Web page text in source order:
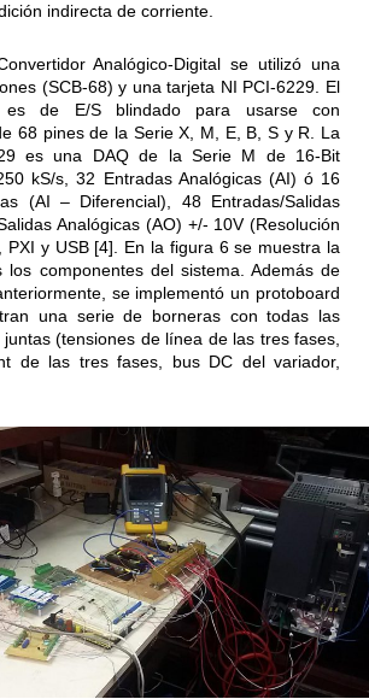
indirecta de corriente.
Analógico-Digital se utilizó una
(SCB-68) y una tarjeta NI PCI-6229. El
es de E/S blindado para usarse con
68 pines de la Serie X, M, E, B, S y R. La
es una DAQ de la Serie M de 16-Bit
kS/s, 32 Entradas Analógicas (AI) ó 16
(AI – Diferencial), 48 Entradas/Salidas
Analógicas (AO) +/- 10V (Resolución
PXI y USB [4]. En la figura 6 se muestra la
los componentes del sistema. Además de
se implementó un protoboard
una serie de borneras con todas las
(tensiones de línea de las tres fases,
de las tres fases, bus DC del variador,